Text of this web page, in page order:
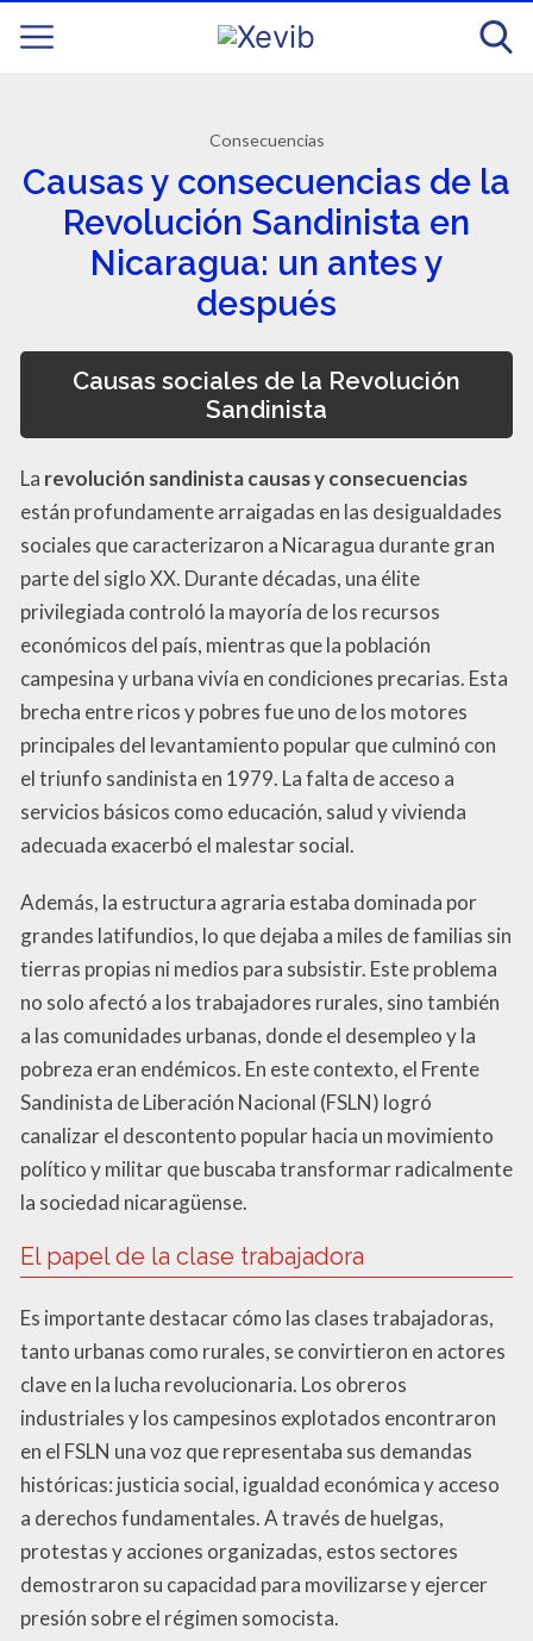
Consecuencias
Causas y consecuencias de la
Revolución Sandinista en
Nicaragua: un antes y
después
Causas sociales de la Revolución
Sandinista
La revolución sandinista causas y consecuencias
están profundamente arraigadas en las desigualdades
sociales que caracterizaron a Nicaragua durante gran
parte del siglo XX. Durante décadas, una élite
privilegiada controló la mayoría de los recursos
económicos del país, mientras que la población
campesina y urbana vivía en condiciones precarias. Esta
brecha entre ricos y pobres fue uno de los motores
principales del levantamiento popular que culminó con
el triunfo sandinista en 1979. La falta de acceso a
servicios básicos como educación, salud y vivienda
adecuada exacerbó el malestar social.
Además, la estructura agraria estaba dominada por
grandes latifundios, lo que dejaba a miles de familias sin
tierras propias ni medios para subsistir. Este problema
no solo afectó a los trabajadores rurales, sino también
a las comunidades urbanas, donde el desempleo y la
pobreza eran endémicos. En este contexto, el Frente
Sandinista de Liberación Nacional (FSLN) logró
canalizar el descontento popular hacia un movimiento
político y militar que buscaba transformar radicalmente
la sociedad nicaragüense.
El papel de la clase trabajadora
Es importante destacar cómo las clases trabajadoras,
tanto urbanas como rurales, se convirtieron en actores
clave en la lucha revolucionaria. Los obreros
industriales y los campesinos explotados encontraron
en el FSLN una voz que representaba sus demandas
históricas: justicia social, igualdad económica y acceso
a derechos fundamentales. A través de huelgas,
protestas y acciones organizadas, estos sectores
demostraron su capacidad para movilizarse y ejercer
presión sobre el régimen somocista.